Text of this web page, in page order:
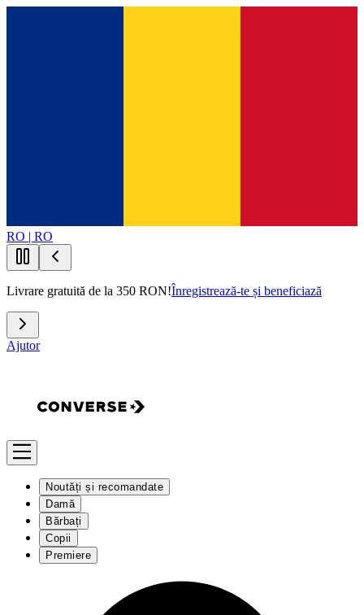
RO | RO
Livrare gratuită de la 350 RON!Înregistrează-te și beneficiază
Ajutor
Noutăți și recomandate
Damă
Bărbați
Copii
Premiere